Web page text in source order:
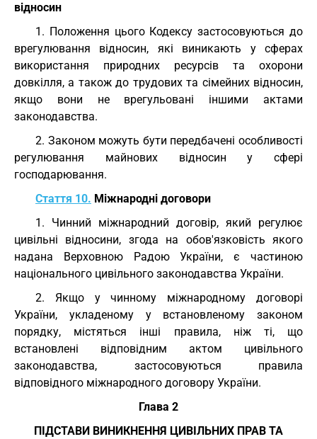
відносин
1. Положення цього Кодексу застосовуються до
врегулювання відносин, які виникають у сферах
використання природних ресурсів та охорони
довкілля, а також до трудових та сімейних відносин,
якщо вони не врегульовані іншими актами
законодавства.
2. Законом можуть бути передбачені особливості
регулювання майнових відносин у сфері
господарювання.
Стаття 10. Міжнародні договори
1. Чинний міжнародний договір, який регулює
цивільні відносини, згода на обов'язковість якого
надана Верховною Радою України, є частиною
національного цивільного законодавства України.
2. Якщо у чинному міжнародному договорі
України, укладеному у встановленому законом
порядку, містяться інші правила, ніж ті, що
встановлені відповідним актом цивільного
законодавства, застосовуються правила
відповідного міжнародного договору України.
Глава 2
ПІДСТАВИ ВИНИКНЕННЯ ЦИВІЛЬНИХ ПРАВ ТА